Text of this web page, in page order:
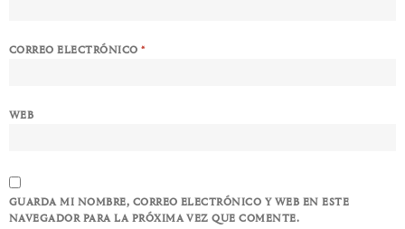
CORREO ELECTRÓNICO*
WEB
GUARDA MI NOMBRE, CORREO ELECTRÓNICO Y WEB EN ESTE
NAVEGADOR PARA LA PRÓXIMA VEZ QUE COMENTE.